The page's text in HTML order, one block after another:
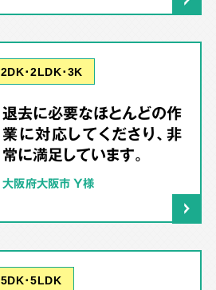
2DK･2LDK･3K
退去に必要なほとんどの作
業に対応してくださり、非
常に満足しています。
大阪府大阪市 Y様
5DK･5LDK